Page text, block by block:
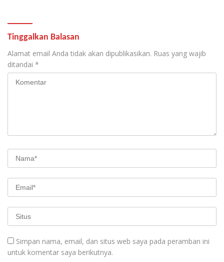
Tinggalkan Balasan
Alamat email Anda tidak akan dipublikasikan. Ruas yang wajib
ditandai *
Simpan nama, email, dan situs web saya pada peramban ini
untuk komentar saya berikutnya.